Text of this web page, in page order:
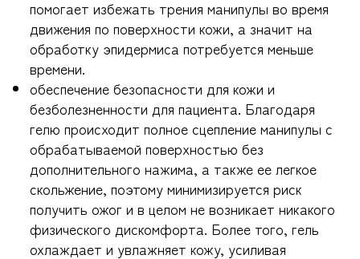
помогает избежать трения манипулы во время
движения по поверхности кожи, а значит на
обработку эпидермиса потребуется меньше
времени.
обеспечение безопасности для кожи и
безболезненности для пациента. Благодаря
гелю происходит полное сцепление манипулы с
обрабатываемой поверхностью без
дополнительного нажима, а также ее легкое
скольжение, поэтому минимизируется риск
получить ожог и в целом не возникает никакого
физического дискомфорта. Более того, гель
охлаждает и увлажняет кожу, усиливая